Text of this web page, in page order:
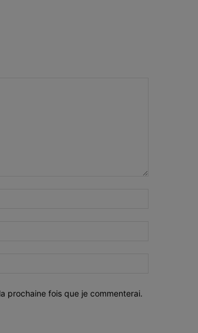
prochaine fois que je commenterai.